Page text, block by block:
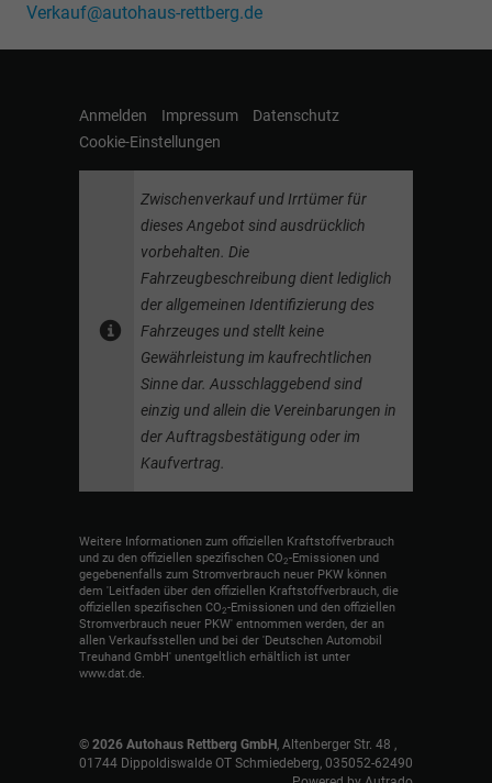
Verkauf@autohaus-rettberg.de
Anmelden Impressum
Datenschutz
Cookie-Einstellungen
Zwischenverkauf und Irrtümer für
dieses Angebot sind ausdrücklich
vorbehalten. Die
Fahrzeugbeschreibung dient lediglich
der allgemeinen Identifizierung des
Fahrzeuges und stellt keine
Gewährleistung im kaufrechtlichen
Sinne dar. Ausschlaggebend sind
einzig und allein die Vereinbarungen in
der Auftragsbestätigung oder im
Kaufvertrag.
Weitere Informationen zum offiziellen Kraftstoffverbrauch
und zu den offiziellen spezifischen CO2-Emissionen und
gegebenenfalls zum Stromverbrauch neuer PKW können
dem 'Leitfaden über den offiziellen Kraftstoffverbrauch, die
offiziellen spezifischen CO2-Emissionen und den offiziellen
Stromverbrauch neuer PKW' entnommen werden, der an
allen Verkaufsstellen und bei der 'Deutschen Automobil
Treuhand GmbH' unentgeltlich erhältlich ist unter
www.dat.de.
© 2026 Autohaus Rettberg GmbH Altenberger Str. 48
01744 Dippoldiswalde OT Schmiedeberg, 035052-62490